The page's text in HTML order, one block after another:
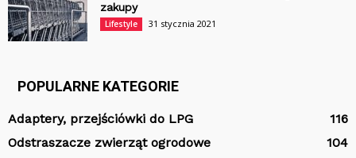
zakupy
Lifestyle 31 stycznia 2021
POPULARNE KATEGORIE
Adaptery, przejściówki do LPG
116
Odstraszacze zwierząt ogrodowe
104